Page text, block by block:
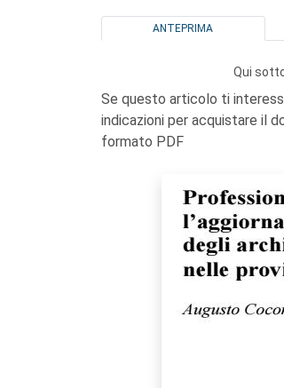
ANTEPRIMA
Qui
Se questo articolo ti
indicazioni per acquistare il
formato PDF